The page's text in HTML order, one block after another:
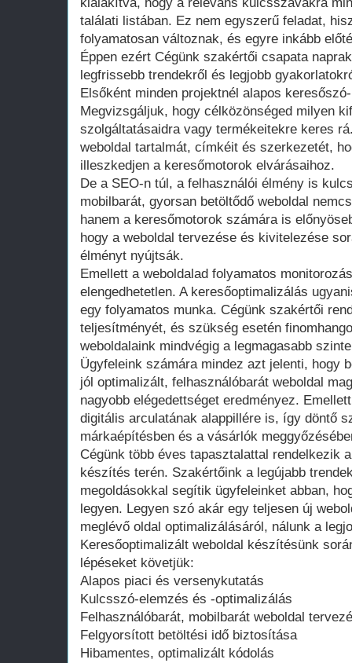
találati listában. Ez nem egyszerű feladat,
folyamatosan változnak, és egyre inkább
Éppen ezért Cégünk szakértői csapata
legfrissebb trendekről és legjobb
Elsőként minden projektnél alapos
Megvizsgáljuk, hogy célközönséged milyen
szolgáltatásaidra vagy termékeitekre keres
weboldal tartalmát, címkéit és szerkezetét,
illeszkedjen a keresőmotorok elvárásaihoz.
De a SEO-n túl, a felhasználói élmény is
mobilbarát, gyorsan betöltődő weboldal
hanem a keresőmotorok számára is
hogy a weboldal tervezése és kivitelezése
élményt nyújtsák.
Emellett a weboldalad folyamatos
elengedhetetlen. A keresőoptimalizálás
egy folyamatos munka. Cégünk szakértői
teljesítményét, és szükség esetén
weboldalaink mindvégig a legmagasabb
Ügyfeleink számára mindez azt jelenti, hogy
jól optimalizált, felhasználóbarát weboldal
nagyobb elégedettséget eredményez.
digitális arculatának alappillére is, így döntő
márkaépítésben és a vásárlók
Cégünk több éves tapasztalattal rendelkezik
készítés terén. Szakértőink a legújabb
megoldásokkal segítik ügyfeleinket abban,
legyen. Legyen szó akár egy teljesen új
meglévő oldal optimalizálásáról, nálunk a
Keresőoptimalizált weboldal készítésünk
lépéseket követjük:
Alapos piaci és versenykutatás
Kulcsszó-elemzés és -optimalizálás
Felhasználóbarát, mobilbarát weboldal
Felgyorsított betöltési idő biztosítása
Hibamentes, optimalizált kódolás